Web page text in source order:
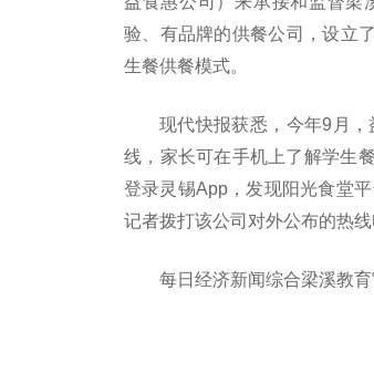
验、有品牌的供餐公司，设立
生餐供餐模式。
现代快报获悉，今年9月
线，家长可在手机上了解学生
登录灵锡App，发现阳光食堂
记者拨打该公司对外公布的热
每日经济新闻综合梁溪教